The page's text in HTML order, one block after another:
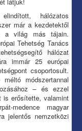
hálózatos
már a kezdetektől
a világ más tájain.
Tehetség Tanács
hálózat
immár 25 európai
csoportosult.
módszertannal
– és ezzel
is erősítette, valamint
medence magyar
jelentős nemzetközi